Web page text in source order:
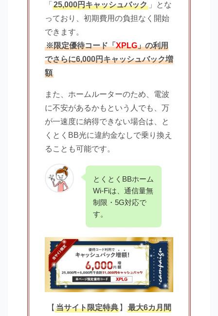
「 25,000円キャッシュバック 」とな
っており、初期費用の負担なく開始
できます。
※限定優待コード「XPLG」の利用
でさらに6,000円キャッシュバック増
額
また、ホームルーターのため、電波
に不安があるかもという人でも、万
が一速度に納得できない場合は、と
くとくBB光に違約金なしで乗り換え
ることも可能です。
とくとくBBホーム
Wi-Fiは、通信量無
制限・5G対応で
す。
【 当サイト限定特典】
最大6カ月間